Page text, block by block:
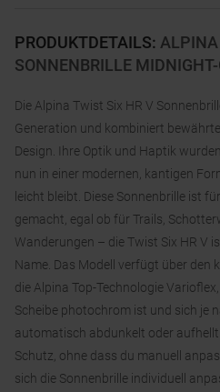
PRODUKTDETAILS: ALPINA
SONNENBRILLE
Die Alpina Twist Six HR V
Generation und kombiniert
Design. Ihre Optik und Haptik
nun in einer modernen, kantigen
leicht bleibt. Diese Sonnenbrille ist
gemacht, egal ob für Trails,
Wanderungen – die Twist Six HR V
Name. Das Modell verfügt über den
die Alpina Top-Technologie
Scheibe photochrom ist und sich je
automatisch abdunkelt oder
Schutz, ohne dass du manuell
sich die Sonnenbrille individuell